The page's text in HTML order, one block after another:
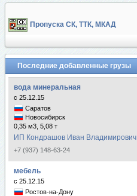
Пропуска СК, ТТК, МКАД
Последние добавленные грузы
вода минеральная
с 25.12.15
Саратов
Новосибирск
0,35 м3, 5,08 т
ИП Кондрашов Иван Владимирович
+7 (937) 148-63-24
мебель
с 25.12.15
Ростов-на-Дону